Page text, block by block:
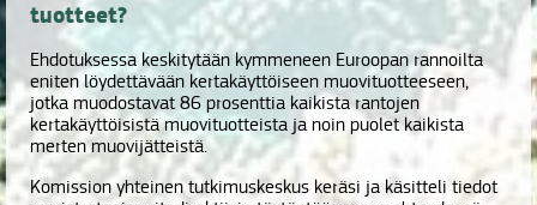
tuotteet?
Ehdotuksessa keskitytään kymmeneen Euroopan rannoilta
eniten löydettävään kertakäyttöiseen muovituotteeseen,
jotka muodostavat 86 prosenttia kaikista rantojen
kertakäyttöisistä muovituotteista ja noin puolet kaikista
merten muovijätteistä.
Komission yhteinen tutkimuskeskus keräsi ja käsitteli tiedot